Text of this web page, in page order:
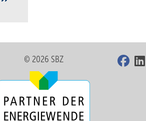
© 2026 SBZ